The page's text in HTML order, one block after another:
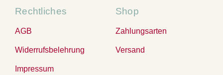
Rechtliches
AGB
Widerrufsbelehrung
Impressum
Shop
Zahlungsarten
Versand